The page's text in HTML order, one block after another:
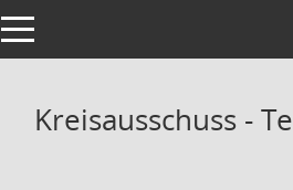
Toggle navigation
Kreisausschuss -